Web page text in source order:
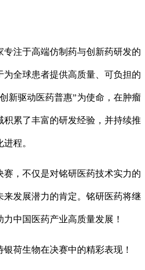
注于高端仿制药与创新药研发的
为全球患者提供高质量、可负担的
新驱动医药普惠”为使命，在肿瘤
积累了丰富的研发经验，并持续推
程。
，不仅是对铭研医药技术实力的
来发展潜力的肯定。铭研医药将继
中国医药产业高质量发展！
荷生物在决赛中的精彩表现！